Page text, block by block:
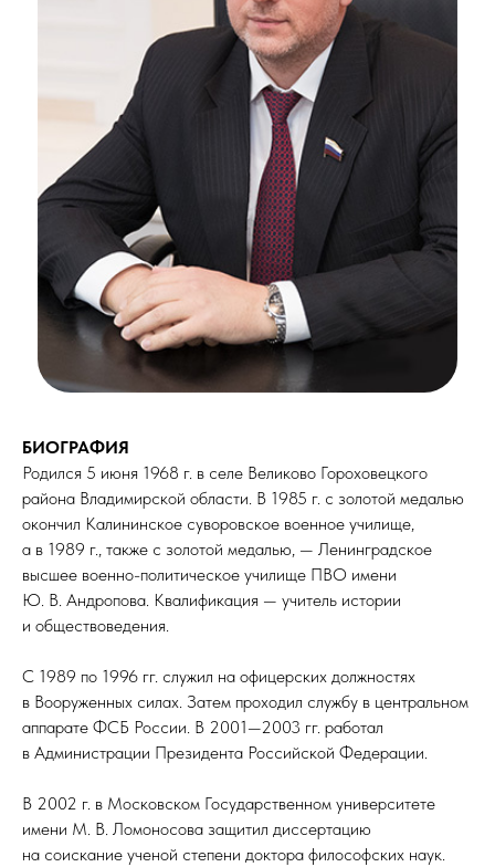
БИОГРАФИЯ
Родился 5 июня 1968 г. в селе Великово Гороховецкого
района Владимирской области. В 1985 г. с золотой медалью
окончил Калининское суворовское военное училище,
а в 1989 г., также с золотой медалью, — Ленинградское
высшее военно-политическое училище ПВО имени
Ю. В. Андропова. Квалификация — учитель истории
и обществоведения.
С 1989 по 1996 гг. служил на офицерских должностях
в Вооруженных силах. Затем проходил службу в центральном
аппарате ФСБ России. В 2001—2003 гг. работал
в Администрации Президента Российской Федерации.
В 2002 г. в Московском Государственном университете
имени М. В. Ломоносова защитил диссертацию
на соискание ученой степени доктора философских наук.